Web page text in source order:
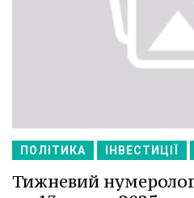
ПОЛІТИКА ІНВЕСТИЦІЇ
Тижневий